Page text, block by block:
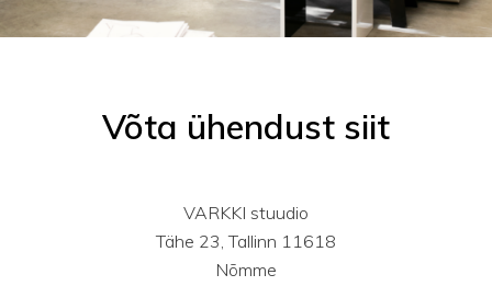
Võta ühendust siit
VARKKI stuudio
Tähe 23, Tallinn 11618
Nõmme